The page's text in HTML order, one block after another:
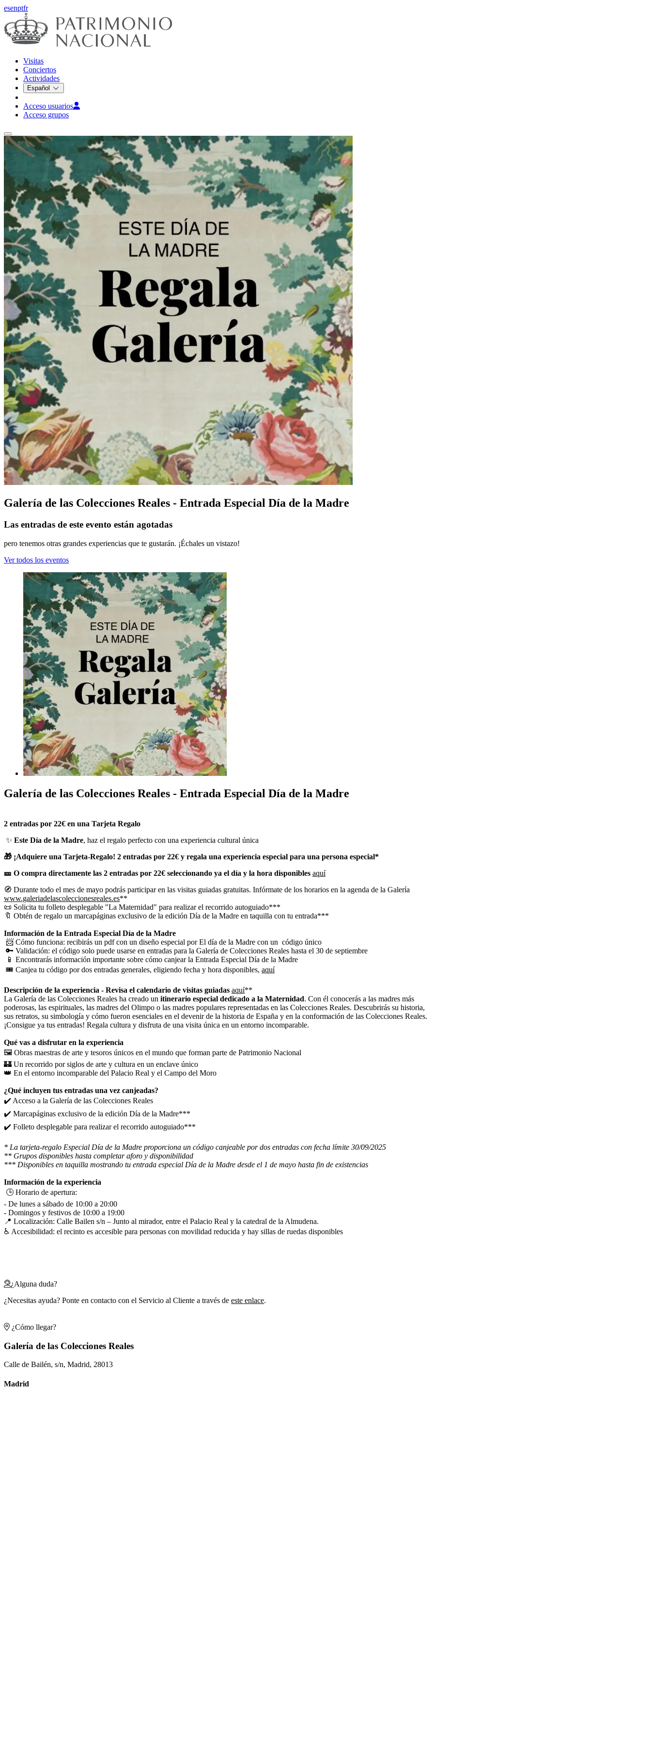
esenptfr
Visitas
Conciertos
Actividades
Español
Acceso usuarios
Acceso grupos
Galería de las Colecciones Reales - Entrada Especial Día de la Madre
Las entradas de este evento están agotadas
pero tenemos otras grandes experiencias que te gustarán. ¡Échales un vistazo!
Ver todos los eventos
Galería de las Colecciones Reales - Entrada Especial Día de la Madre
2 entradas por 22€ en una Tarjeta Regalo
✨ Este Día de la Madre, haz el regalo perfecto con una experiencia cultural única
🎁 ¡Adquiere una Tarjeta-Regalo! 2 entradas por 22€ y regala una experiencia especial para una persona especial*
🎫 O compra directamente las 2 entradas por 22€ seleccionando ya el día y la hora disponibles aquí
🧭 Durante todo el mes de mayo podrás participar en las visitas guiadas gratuitas. Infórmate de los horarios en la agenda de la Galería
www.galeriadelascoleccionesreales.es**
📜 Solicita tu folleto desplegable "La Maternidad" para realizar el recorrido autoguiado***
🔖 Obtén de regalo un marcapáginas exclusivo de la edición Día de la Madre en taquilla con tu entrada***
Información de la Entrada Especial Día de la Madre
📨 Cómo funciona: recibirás un pdf con un diseño especial por El día de la Madre con un código único
🔑 Validación: el código solo puede usarse en entradas para la Galería de Colecciones Reales hasta el 30 de septiembre
📱 Encontrarás información importante sobre cómo canjear la Entrada Especial Día de la Madre
🎟️ Canjea tu código por dos entradas generales, eligiendo fecha y hora disponibles, aquí
Descripción de la experiencia - Revisa el calendario de visitas guiadas aquí**
La Galería de las Colecciones Reales ha creado un itinerario especial dedicado a la Maternidad. Con él conocerás a las madres más
poderosas, las espirituales, las madres del Olimpo o las madres populares representadas en las Colecciones Reales. Descubrirás su historia,
sus retratos, su simbología y cómo fueron esenciales en el devenir de la historia de España y en la conformación de las Colecciones Reales.
¡Consigue ya tus entradas! Regala cultura y disfruta de una visita única en un entorno incomparable.
Qué vas a disfrutar en la experiencia
🖼️ Obras maestras de arte y tesoros únicos en el mundo que forman parte de Patrimonio Nacional
🏰 Un recorrido por siglos de arte y cultura en un enclave único
👑 En el entorno incomparable del Palacio Real y el Campo del Moro
¿Qué incluyen tus entradas una vez canjeadas?
✔️ Acceso a la Galería de las Colecciones Reales
✔️ Marcapáginas exclusivo de la edición Día de la Madre***
✔️ Folleto desplegable para realizar el recorrido autoguiado***
* La tarjeta-regalo Especial Día de la Madre proporciona un código canjeable por dos entradas con fecha límite 30/09/2025
** Grupos disponibles hasta completar aforo y disponibilidad
*** Disponibles en taquilla mostrando tu entrada especial Día de la Madre desde el 1 de mayo hasta fin de existencias
Información de la experiencia
🕒 Horario de apertura:
- De lunes a sábado de 10:00 a 20:00
- Domingos y festivos de 10:00 a 19:00
📍 Localización: Calle Bailen s/n – Junto al mirador, entre el Palacio Real y la catedral de la Almudena.
♿ Accesibilidad: el recinto es accesible para personas con movilidad reducida y hay sillas de ruedas disponibles
¿Alguna duda?
¿Necesitas ayuda? Ponte en contacto con el Servicio al Cliente a través de este enlace.
¿Cómo llegar?
Galería de las Colecciones Reales
Calle de Bailén, s/n, Madrid, 28013
Madrid